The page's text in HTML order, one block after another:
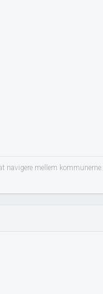
navigere mellem kommunerne.